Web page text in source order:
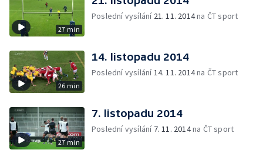
27 min
Poslední vysílání 21. 11. 2014na ČT sport
26 min
14. listopadu 2014
Poslední vysílání14. 11. 2014na ČT sport
27 min
7. listopadu 2014
Poslední vysílání 7. 11. 2014na ČT sport